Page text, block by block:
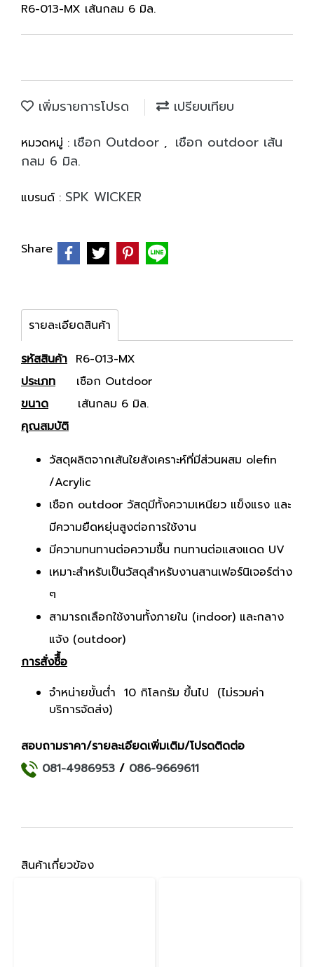
R6-013-MX เส้นกลม 6 มิล.
เพิ่มรายการโปรด เปรียบเทียบ
หมวดหมู่ : เชือก Outdoor , เชือก outdoor เส้น
กลม 6 มิล.
แบรนด์ : SPK WICKER
Share
รายละเอียดสินค้า
รหัสสินค้า R6-013-MX
ประเภท เชือก Outdoor
ขนาด เส้นกลม 6 มิล.
คุณสมบัติ
วัสดุผลิตจากเส้นใยสังเคราะห์ที่มีส่วนผสม olefin
/Acrylic
เชือก outdoor วัสดุมีทั้งความเหนียว แข็งแรง และ
มีความยืดหยุ่นสูงต่อการใช้งาน
มีความทนทานต่อความชื้น ทนทานต่อแสงแดด UV
เหมาะสำหรับเป็นวัสดุสำหรับงานสานเฟอร์นิเจอร์ต่าง
ๆ
สามารถเลือกใช้งานทั้งภายใน (indoor) และกลาง
แจ้ง (outdoor)
การสั่งซืื้อ
จำหน่ายขั้นต่ำ 10 กิโลกรัม ขึ้นไป (ไม่รวมค่า
บริการจ้ดส่ง)
สอบถามราคา/รายละเอียดเพิ่มเติม/โปรดติดต่อ
081-4986953 / 086-9669611
สินค้าเกี่ยวข้อง